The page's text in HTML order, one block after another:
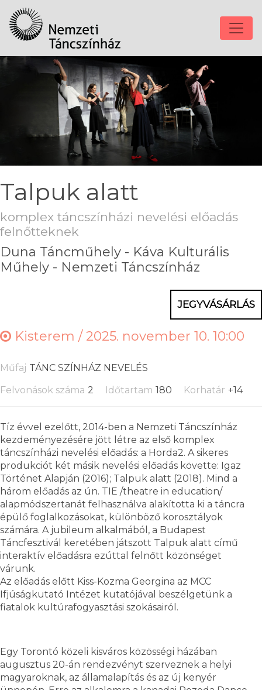
Talpuk alatt
komplex táncszínházi nevelési előadás
felnőtteknek
Duna Táncműhely - Káva Kulturális
Műhely - Nemzeti Táncszínház
JEGYVÁSÁRLÁS
Kisterem /2025. november 10. 10:00
Műfaj TÁNC SZÍNHÁZ NEVELÉS
Felvonások száma 2 Időtartam 180 Korhatár +14
Tíz évvel ezelőtt, 2014-ben a Nemzeti Táncszínház
kezdeményezésére jött létre az első komplex
táncszínházi nevelési előadás: a Horda2. A sikeres
produkciót két másik nevelési előadás követte: Igaz
Történet Alapján (2016); Talpuk alatt (2018). Mind a
három előadás az ún. TIE /theatre in education/
alapmódszertanát felhasználva alakította ki a táncra
épülő foglalkozásokat, különböző korosztályok
számára. A jubileum alkalmából, a Budapest
Táncfesztivál keretében játszott Talpuk alatt című
interaktív előadásra ezúttal felnőtt közönséget
várunk.
Az előadás előtt Kiss-Kozma Georgina az MCC
Ifjúságkutató Intézet kutatójával beszélgetünk a
fiatalok kultúrafogyasztási szokásairól.
Egy Torontó közeli kisváros közösségi házában
augusztus 20-án rendezvényt szerveznek a helyi
magyaroknak, az államalapítás és az új kenyér